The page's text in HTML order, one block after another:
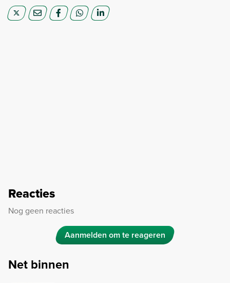
Reacties
Nog geen reacties
Aanmelden om te reageren
Net binnen